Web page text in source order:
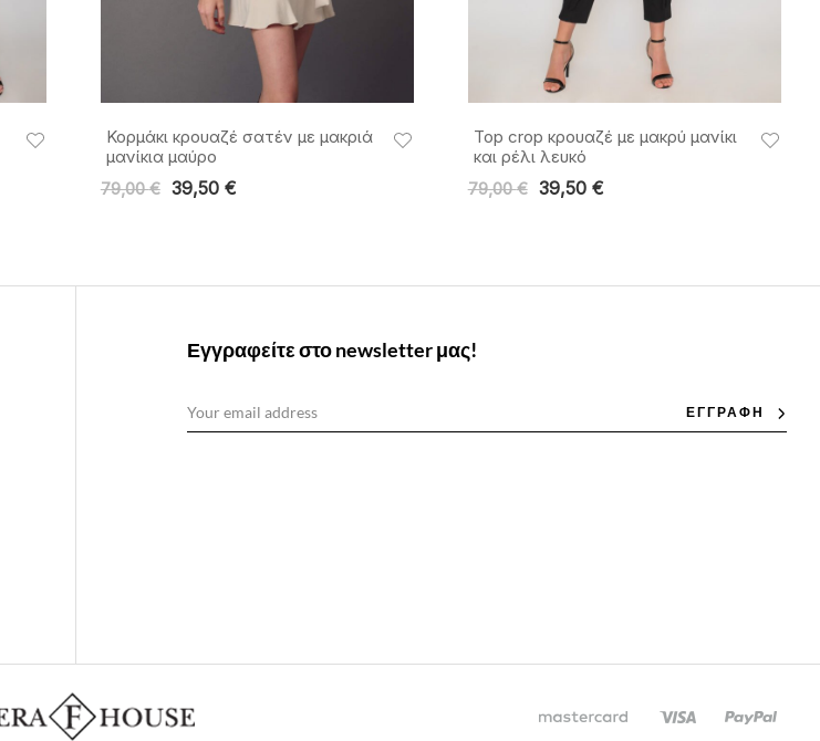
Κορμάκι κρουαζέ σατέν με μακριά
μανίκια μαύρο
79,00€ 39,50 €
Top crop κρουαζέ με μακρύ μανίκι
και ρέλι λευκό
79,00€ 39,50 €
Εγγραφείτε στο newsletter μας!
ΕΓΓΡΑΦΗ